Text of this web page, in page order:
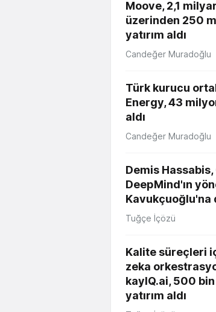
Moove, 2,1
üzerinden 250
yatırım aldı
Candeğer Muradoğlu
Türk kurucu
Energy, 43
aldı
Candeğer Muradoğlu
Demis
DeepMind'ın
Kavukçuoğlu'na
Tuğçe İçözü
Kalite süreçleri
zeka
kayIQ.ai, 500
yatırım aldı